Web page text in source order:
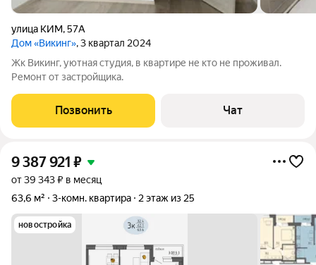
улица КИМ,57А
Дом «Викинг», 3 квартал 2024
Жк Викинг, уютная студия, в квартире не кто не проживал.
Ремонт от застройщика.
Позвонить Чат
9 387 921 ₽
от 39 343 ₽ в месяц
63,6 м²
3-комн. квартира 2 этаж из 25
новостройка